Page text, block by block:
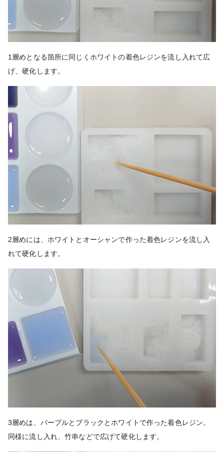
1層めとなる箇所に同じくホワイトの着色レジンを流し入れて広
げ、硬化します。
2層めには、ホワイトとオーシャンで作った着色レジンを流し入
れて硬化します。
3層めは、パープルとブラックとホワイトで作った着色レジン。
同様に流し入れ、竹串などで広げて硬化します。